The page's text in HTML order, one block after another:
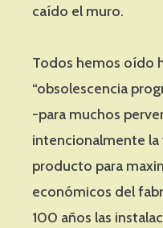
caído el muro.
Todos hemos oído
“obsolescencia
-para muchos
intencionalmente la
producto para
económicos del
100 años las